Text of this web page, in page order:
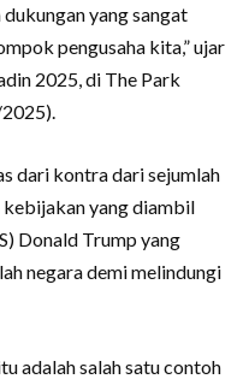
yang sangat
pengusaha kita,” ujar
2025, di The Park
dari kontra dari sejumlah
yang diambil
Donald Trump yang
negara demi melindungi
adalah salah satu contoh